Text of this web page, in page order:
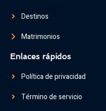
Destinos
Matrimonios
Enlaces rápidos
Política de privacidad
Término de servicio